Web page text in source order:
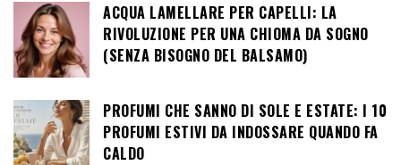
ACQUA LAMELLARE PER CAPELLI: LA
RIVOLUZIONE PER UNA CHIOMA DA SOGNO
(SENZA BISOGNO DEL BALSAMO)
PROFUMI CHE SANNO DI SOLE E ESTATE: I 10
PROFUMI ESTIVI DA INDOSSARE QUANDO FA
CALDO